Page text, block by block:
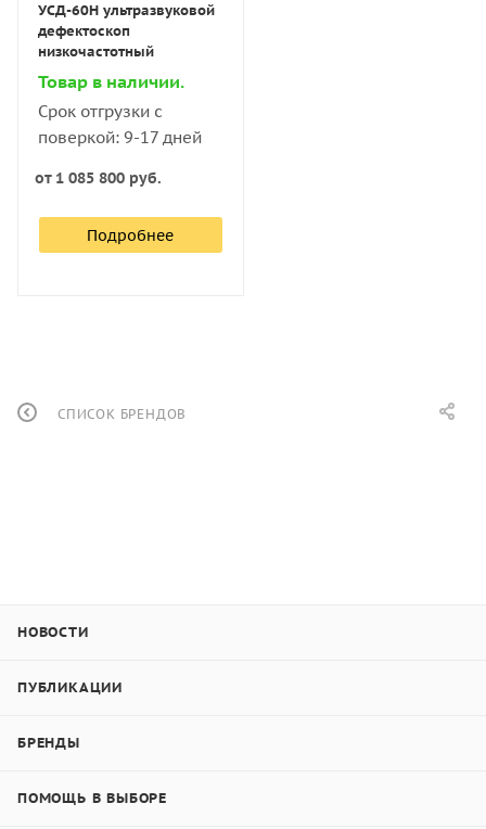
УСД-60Н ультразвуковой
дефектоскоп
низкочастотный
Товар в наличии.
Срок отгрузки с
поверкой: 9-17 дней
от 1 085 800 руб.
Подробнее
СПИСОК БРЕНДОВ
НОВОСТИ
ПУБЛИКАЦИИ
БРЕНДЫ
ПОМОЩЬ В ВЫБОРЕ